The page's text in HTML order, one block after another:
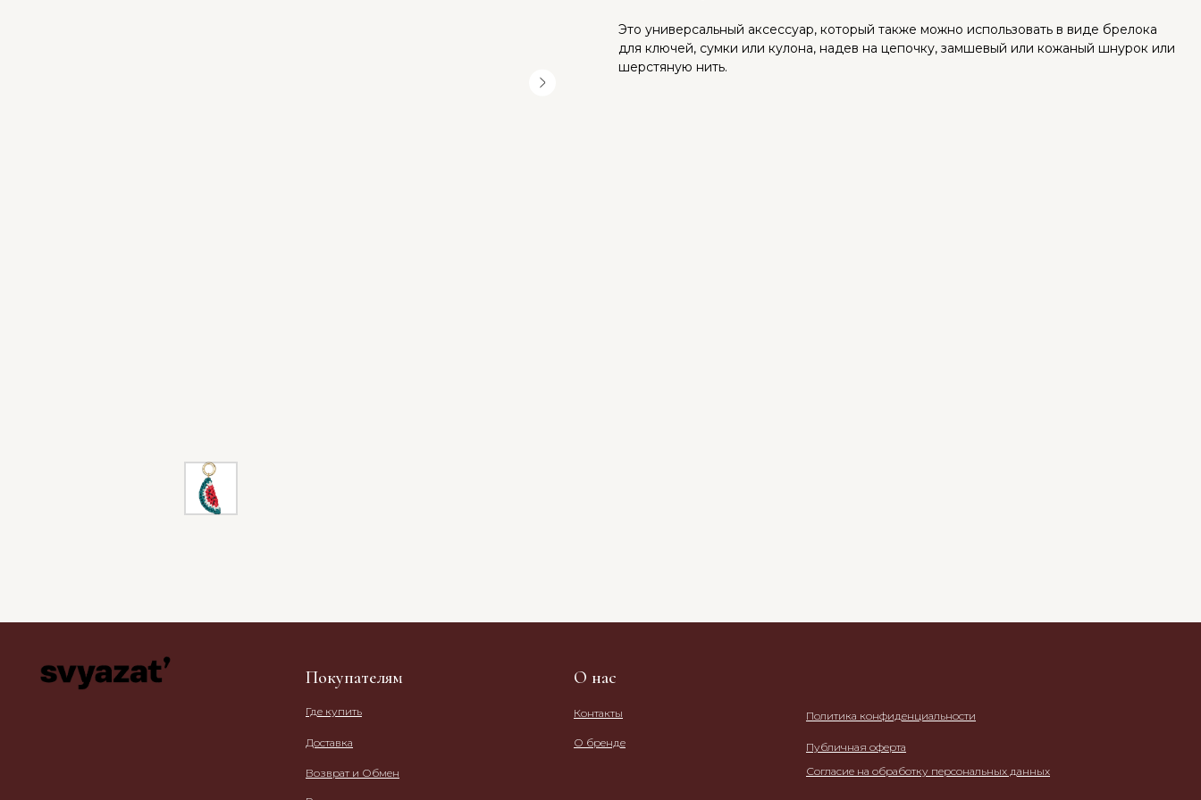
Это универсальный аксессуар, который также можно использовать в виде брелока
для ключей, сумки или кулона, надев на цепочку, замшевый или кожаный шнурок или
шерстяную нить.
Политика конфиденциальности
Публичная оферта
О нас
Покупателям
Контакты
О бренде
Где купить
Доставка
Возврат и Обмен Согласие на обработку персональных данных